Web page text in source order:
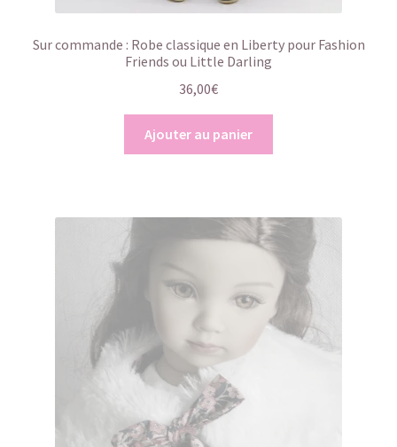
Sur commande : Robe classique en Liberty pour Fashion
Friends ou Little Darling
36,00€
Ajouter au panier